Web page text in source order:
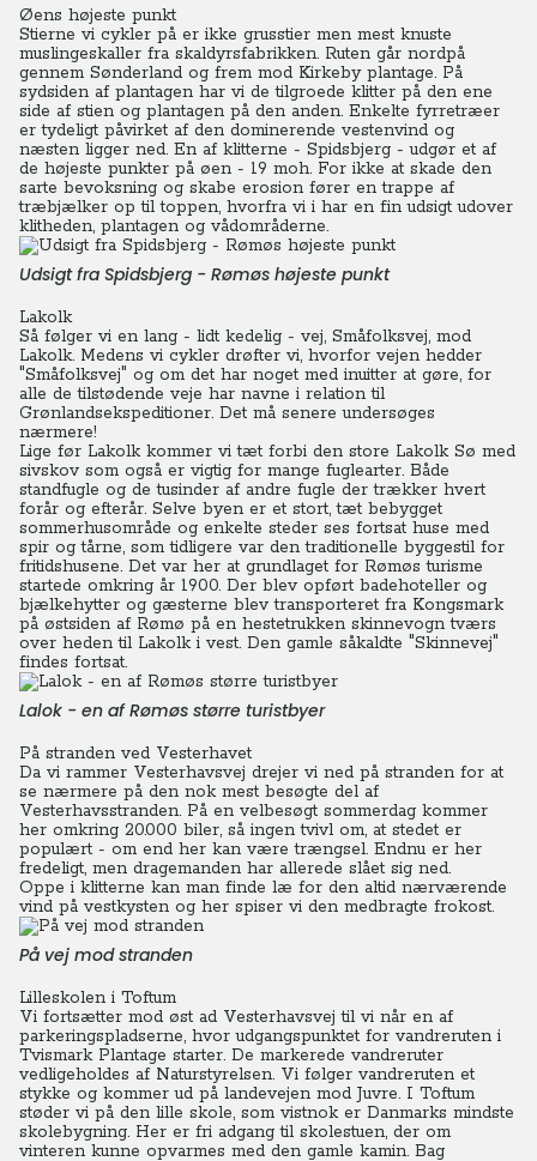
Øens højeste punkt
Stierne vi cykler på er ikke grusstier men mest knuste
muslingeskaller fra skaldyrsfabrikken. Ruten går nordpå
gennem Sønderland og frem mod Kirkeby plantage. På
sydsiden af plantagen har vi de tilgroede klitter på den ene
side af stien og plantagen på den anden. Enkelte fyrretræer
er tydeligt påvirket af den dominerende vestenvind og
næsten ligger ned. En af klitterne - Spidsbjerg - udgør et af
de højeste punkter på øen - 19 moh. For ikke at skade den
sarte bevoksning og skabe erosion fører en trappe af
træbjælker op til toppen, hvorfra vi i har en fin udsigt udover
klitheden, plantagen og vådområderne.
Udsigt fra Spidsbjerg - Rømøs højeste punkt
Lakolk
Så følger vi en lang - lidt kedelig - vej, Småfolksvej, mod
Lakolk. Medens vi cykler drøfter vi, hvorfor vejen hedder
"Småfolksvej" og om det har noget med inuitter at gøre, for
alle de tilstødende veje har navne i relation til
Grønlandsekspeditioner. Det må senere undersøges
nærmere!
Lige før Lakolk kommer vi tæt forbi den store Lakolk Sø med
sivskov som også er vigtig for mange fuglearter. Både
standfugle og de tusinder af andre fugle der trækker hvert
forår og efterår. Selve byen er et stort, tæt bebygget
sommerhusområde og enkelte steder ses fortsat huse med
spir og tårne, som tidligere var den traditionelle byggestil for
fritidshusene. Det var her at grundlaget for Rømøs turisme
startede omkring år 1900. Der blev opført badehoteller og
bjælkehytter og gæsterne blev transporteret fra Kongsmark
på østsiden af Rømø på en hestetrukken skinnevogn tværs
over heden til Lakolk i vest. Den gamle såkaldte "Skinnevej"
findes fortsat.
Lalok - en af Rømøs større turistbyer
På stranden ved Vesterhavet
Da vi rammer Vesterhavsvej drejer vi ned på stranden for at
se nærmere på den nok mest besøgte del af
Vesterhavsstranden. På en velbesøgt sommerdag kommer
her omkring 20.000 biler, så ingen tvivl om, at stedet er
populært - om end her kan være trængsel. Endnu er her
fredeligt, men dragemanden har allerede slået sig ned.
Oppe i klitterne kan man finde læ for den altid nærværende
vind på vestkysten og her spiser vi den medbragte frokost.
På vej mod stranden
Lilleskolen i Toftum
Vi fortsætter mod øst ad Vesterhavsvej til vi når en af
parkeringspladserne, hvor udgangspunktet for vandreruten i
Tvismark Plantage starter. De markerede vandreruter
vedligeholdes af Naturstyrelsen. Vi følger vandreruten et
stykke og kommer ud på landevejen mod Juvre. I Toftum
støder vi på den lille skole, som vistnok er Danmarks mindste
skolebygning. Her er fri adgang til skolestuen, der om
vinteren kunne opvarmes med den gamle kamin. Bag